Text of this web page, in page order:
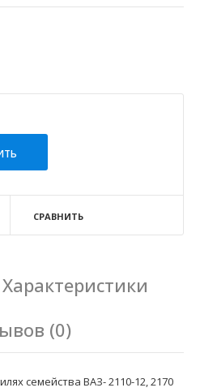
СРАВНИТЬ
Характеристики
(0)
семейства ВАЗ- 2110-12, 2170